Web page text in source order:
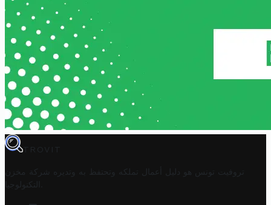
TROVIT
تروفيت تونس هو دليل أعمال تملكه وتحتفظ به وتديره
شركة مخزن
التكنولوجيا